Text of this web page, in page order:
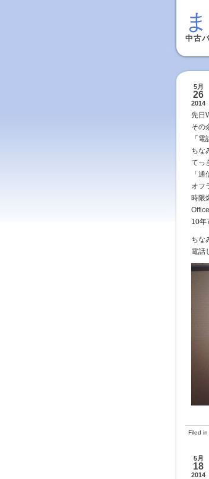
中古
5月
26
2014
先日
その
「
ちな
てっ
「
オフ
時限
10年
ちな
電話
Filed in
5月
18
2014